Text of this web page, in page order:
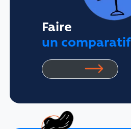
Faire
un comparatif